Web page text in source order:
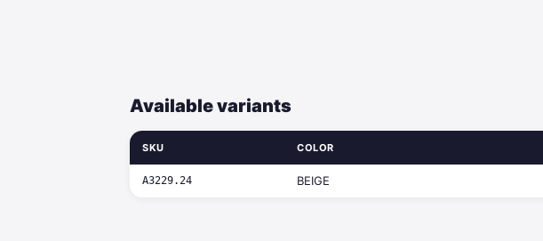
Available variants
SKU COLOR
A3229.24 BEIGE